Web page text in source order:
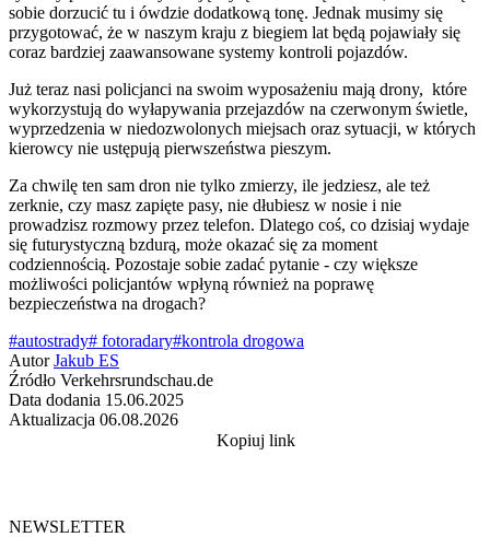
sobie dorzucić tu i ówdzie dodatkową tonę. Jednak musimy się
przygotować, że w naszym kraju z biegiem lat będą pojawiały się
coraz bardziej zaawansowane systemy kontroli pojazdów.
Już teraz nasi policjanci na swoim wyposażeniu mają drony, które
wykorzystują do wyłapywania przejazdów na czerwonym świetle,
wyprzedzenia w niedozwolonych miejsach oraz sytuacji, w których
kierowcy nie ustępują pierwszeństwa pieszym.
Za chwilę ten sam dron nie tylko zmierzy, ile jedziesz, ale też
zerknie, czy masz zapięte pasy, nie dłubiesz w nosie i nie
prowadzisz rozmowy przez telefon. Dlatego coś, co dzisiaj wydaje
się futurystyczną bzdurą, może okazać się za moment
codziennością. Pozostaje sobie zadać pytanie - czy większe
możliwości policjantów wpłyną również na poprawę
bezpieczeństwa na drogach?
#autostrady# fotoradary#kontrola drogowa
Autor Jakub ES
Źródło Verkehrsrundschau.de
Data dodania 15.06.2025
Aktualizacja 06.08.2026
Kopiuj link
NEWSLETTER